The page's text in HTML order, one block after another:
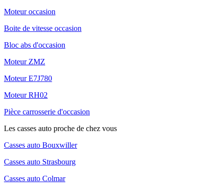
Moteur occasion
Boite de vitesse occasion
Bloc abs d'occasion
Moteur ZMZ
Moteur E7J780
Moteur RH02
Pièce carrosserie d'occasion
Les casses auto proche de chez vous
Casses auto Bouxwiller
Casses auto Strasbourg
Casses auto Colmar